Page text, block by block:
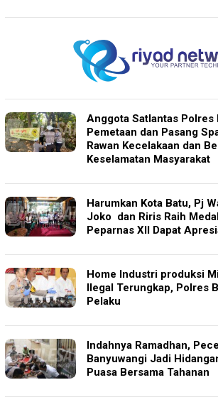
Anggota Satlantas Polres
Pemetaan dan Pasang
Rawan Kecelakaan dan
Keselamatan Masyarakat
Harumkan Kota Batu, Pj
Joko dan Riris Raih
Peparnas XII Dapat
Home Industri produksi
Ilegal Terungkap, Polres
Pelaku
Indahnya Ramadhan,
Banyuwangi Jadi
Puasa Bersama Tahanan